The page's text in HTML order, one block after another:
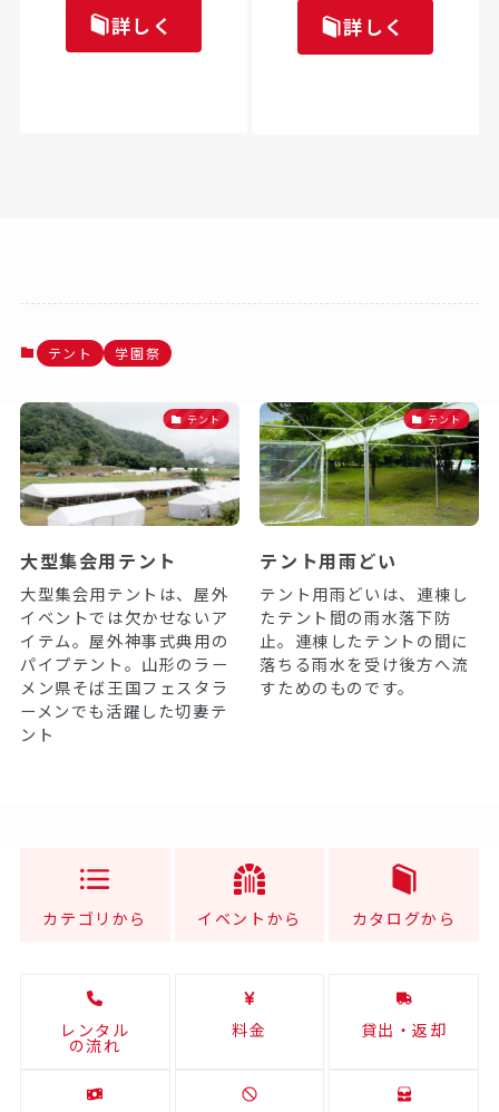
詳しく 詳しく
テント 学園祭
テント
大型集会用テント
大型集会用テントは、屋外
イベントでは欠かせないア
イテム。屋外神事式典用の
パイプテント。山形のラー
メン県そば王国フェスタラ
ーメンでも活躍した切妻テ
ント
テント
テント用雨どい
テント用雨どいは、連棟し
たテント間の雨水落下防
止。連棟したテントの間に
落ちる雨水を受け後方へ流
すためのものです。
カテゴリから イベントから カタログから
レンタル
の流れ
料金 貸出・返却